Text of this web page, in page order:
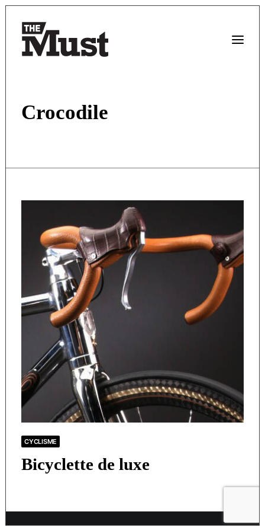
Crocodile
CYCLISME
Bicyclette de luxe